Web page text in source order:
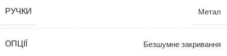
РУЧКИ Метал
ОПЦІЇ Безшумне закривання